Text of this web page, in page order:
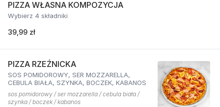
PIZZA WŁASNA KOMPOZYCJA
Wybierz 4 składniki
39,99 zł
PIZZA RZEŹNICKA
SOS POMIDOROWY, SER MOZZARELLA,
CEBULA BIAŁA, SZYNKA, BOCZEK, KABANOS
sos pomidorowy / ser mozzarella / cebula biała /
szynka / boczek / kabanos